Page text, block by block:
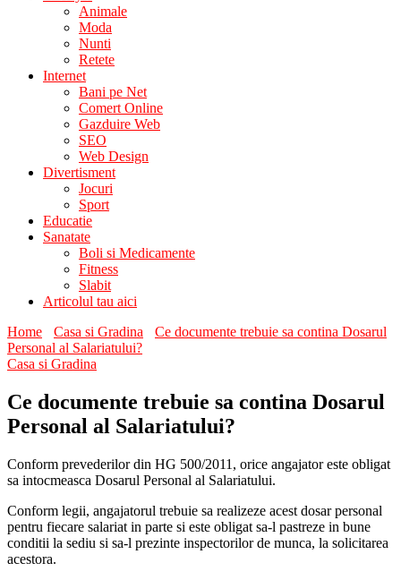
Animale
Moda
Nunti
Retete
Internet
Bani pe Net
Comert Online
Gazduire Web
SEO
Web Design
Divertisment
Jocuri
Sport
Educatie
Sanatate
Boli si Medicamente
Fitness
Slabit
Articolul tau aici
Home
Casa si Gradina
Ce documente trebuie sa contina Dosarul
Personal al Salariatului?
Casa si Gradina
Ce documente trebuie sa contina Dosarul
Personal al Salariatului?
Conform prevederilor din HG 500/2011, orice angajator este obligat
sa intocmeasca Dosarul Personal al Salariatului.
Conform legii, angajatorul trebuie sa realizeze acest dosar personal
pentru fiecare salariat in parte si este obligat sa-l pastreze in bune
conditii la sediu si sa-l prezinte inspectorilor de munca, la solicitarea
acestora.